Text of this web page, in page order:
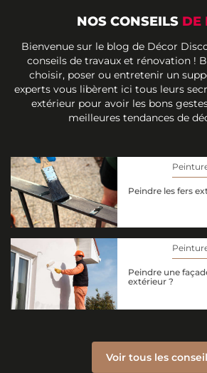
NOS CONSEILS DE
Bienvenue sur le blog de Décor
conseils de travaux et rénovation !
choisir, poser ou entretenir un
experts vous libèrent ici tous leurs
extérieur pour avoir les bons
meilleures tendances de
Peindre les fers
Peindre une
extérieur ?
Voir tous les